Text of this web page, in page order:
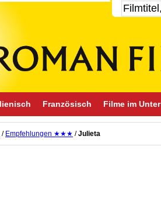
Französisch Filme im
/ Empfehlungen ★★★ /Julieta